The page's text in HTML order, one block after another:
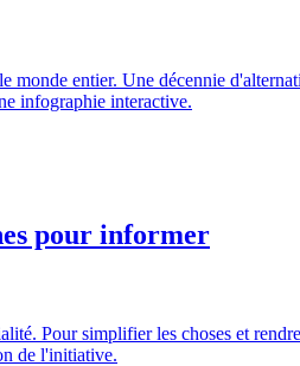
monde entier. Une décennie
infographie interactive.
pour informer
Pour simplifier les choses et
de l'initiative.